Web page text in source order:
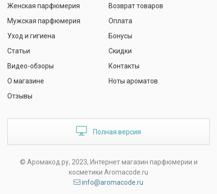
Женская парфюмерия
Мужская парфюмерия
Уход и гигиена
Статьи
Видео-обзоры
О магазине
Отзывы
Возврат товаров
Оплата
Бонусы
Скидки
Контакты
Ноты ароматов
Полная версия
© Аромакод.ру, 2023, Интернет магазин парфюмерии и
косметики Aromacode.ru
info@aromacode.ru